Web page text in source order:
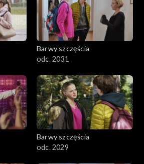
Barwy szczęścia
odc. 2031
Barwy szczęścia
odc. 2029